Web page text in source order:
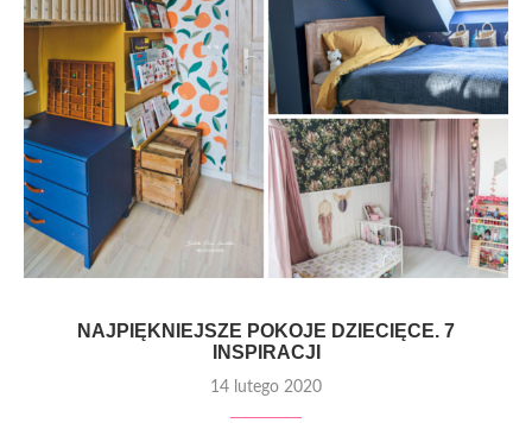
NAJPIĘKNIEJSZE POKOJE DZIECIĘCE. 7
INSPIRACJI
14 lutego 2020